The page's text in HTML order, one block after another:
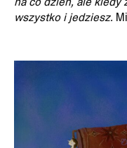
wszystko i jedziesz.